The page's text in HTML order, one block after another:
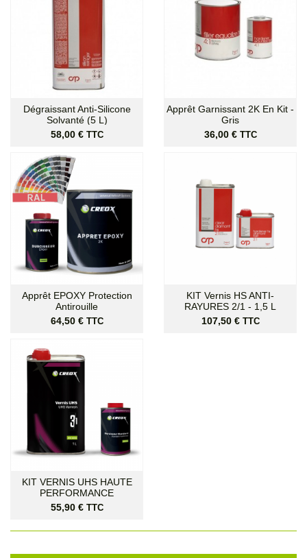
Dégraissant Anti-Silicone
Solvanté (5 L)
Prix
58,00 € TTC
Apprêt Garnissant 2K En Kit -
Gris
Prix
36,00 € TTC
Apprêt EPOXY Protection
Antirouille
Prix
64,50 € TTC
KIT Vernis HS ANTI-
RAYURES 2/1 - 1,5 L
Prix
107,50 € TTC
KIT VERNIS UHS HAUTE
PERFORMANCE
Prix
55,90 € TTC